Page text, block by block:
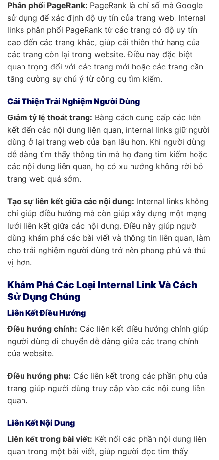
Phân phối PageRank: PageRank là chỉ số mà Google
sử dụng để xác định độ uy tín của trang web. Internal
links phân phối PageRank từ các trang có độ uy tín
cao đến các trang khác, giúp cải thiện thứ hạng của
các trang còn lại trong website. Điều này đặc biệt
quan trọng đối với các trang mới hoặc các trang cần
tăng cường sự chú ý từ công cụ tìm kiếm.
Cải Thiện Trải Nghiệm Người Dùng
Giảm tỷ lệ thoát trang: Bằng cách cung cấp các liên
kết đến các nội dung liên quan, internal links giữ người
dùng ở lại trang web của bạn lâu hơn. Khi người dùng
dễ dàng tìm thấy thông tin mà họ đang tìm kiếm hoặc
các nội dung liên quan, họ có xu hướng không rời bỏ
trang web quá sớm.
Tạo sự liên kết giữa các nội dung: Internal links không
chỉ giúp điều hướng mà còn giúp xây dựng một mạng
lưới liên kết giữa các nội dung. Điều này giúp người
dùng khám phá các bài viết và thông tin liên quan, làm
cho trải nghiệm người dùng trở nên phong phú và thú
vị hơn.
Khám Phá Các Loại Internal Link Và Cách
Sử Dụng Chúng
Liên Kết Điều Hướng
Điều hướng chính: Các liên kết điều hướng chính giúp
người dùng di chuyển dễ dàng giữa các trang chính
của website.
Điều hướng phụ: Các liên kết trong các phần phụ của
trang giúp người dùng truy cập vào các nội dung liên
quan.
Liên Kết Nội Dung
Liên kết trong bài viết: Kết nối các phần nội dung liên
quan trong một bài viết, giúp người đọc tìm thấy